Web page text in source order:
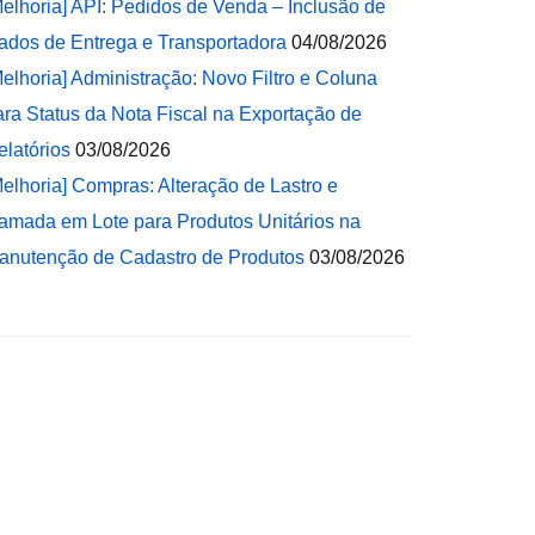
API: Pedidos de Venda – Inclusão de
de Entrega e Transportadora 04/08/2026
Administração: Novo Filtro e Coluna
Status da Nota Fiscal na Exportação de
03/08/2026
Compras: Alteração de Lastro e
em Lote para Produtos Unitários na
de Cadastro de Produtos 03/08/2026